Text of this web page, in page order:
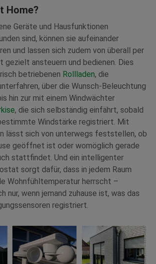
Home?
Geräte und Hausfunktionen
sind, können sie aufeinander
und lassen sich zudem von überall per
gezielt ansteuern und bedienen. Dies
betriebenen Rollladen, die
über die Wunsch-Beleuchtung
hin zur mit einem Windwächter
, die sich selbständig einfährt, sobald
Windstärke registriert. Mit
lässt sich von unterwegs feststellen, ob
geöffnet ist oder womöglich gerade
stattfindet. Und ein intelligenter
sorgt dafür, dass in jedem Raum
Wohnfühltemperatur herrscht –
nur, wenn jemand zuhause ist, was das
registriert.